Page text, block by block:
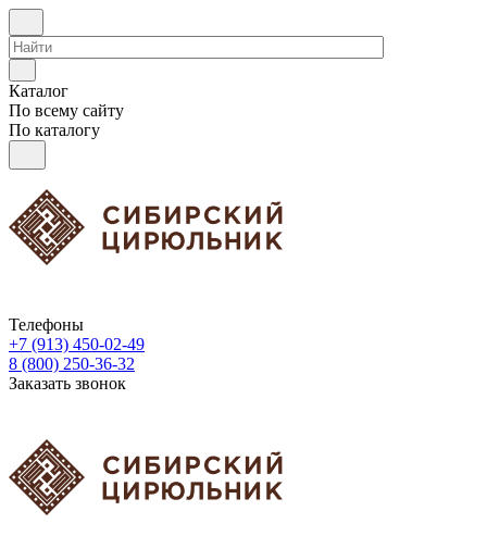
Каталог
По всему сайту
По каталогу
Телефоны
+7 (913) 450-02-49
8 (800) 250-36-32
Заказать звонок